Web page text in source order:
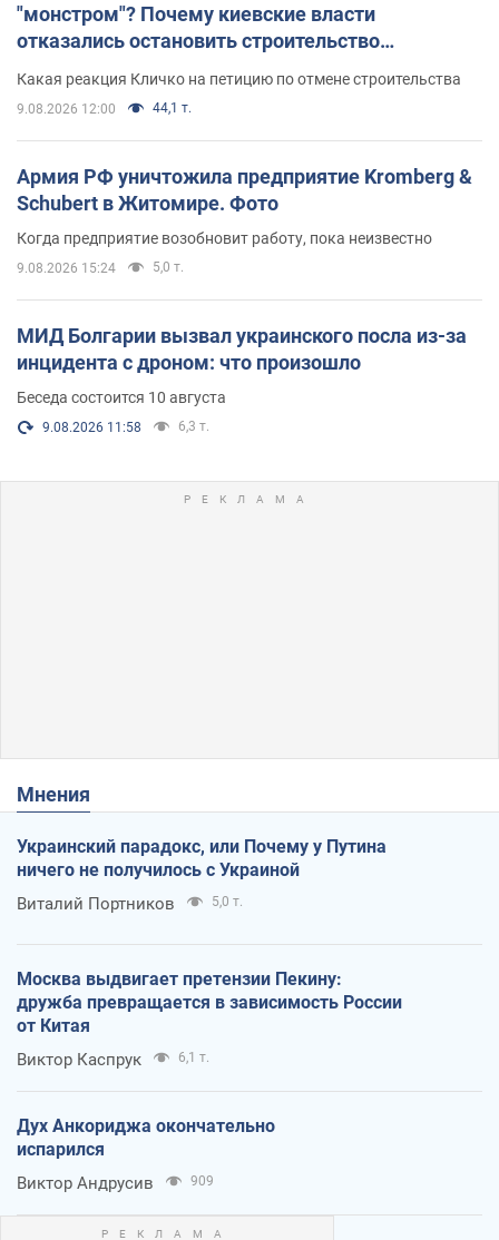
"монстром"? Почему киевские власти
отказались остановить строительство
Какая реакция Кличко на петицию по отмене строительства
9.08.2026 12:00 44,1 т.
Армия РФ уничтожила предприятие Kromberg &
Schubert в Житомире. Фото
Когда предприятие возобновит работу, пока неизвестно
9.08.2026 15:24 5,0 т.
МИД Болгарии вызвал украинского посла из-за
инцидента с дроном: что произошло
Беседа состоится 10 августа
9.08.2026 11:58 6,3 т.
Мнения
Украинский парадокс, или Почему у Путина
ничего не получилось с Украиной
Виталий Портников 5,0 т.
Москва выдвигает претензии Пекину:
дружба превращается в зависимость России
от Китая
Виктор Каспрук 6,1 т.
Дух Анкориджа окончательно
испарился
Виктор Андрусив 909